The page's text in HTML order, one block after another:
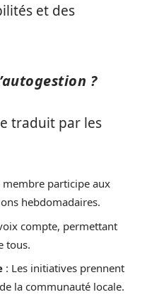
et des
?
traduit par les
membre participe aux
hebdomadaires.
compte, permettant
tous.
: Les initiatives prennent
la communauté locale.